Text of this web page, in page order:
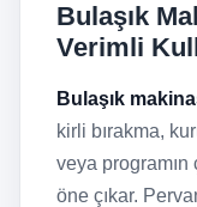
Bulaşık
Verimli
Bulaşık
kirli bırakma,
veya
öne çıkar.